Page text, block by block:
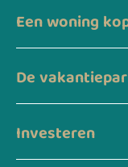
Een woning
De
Investeren